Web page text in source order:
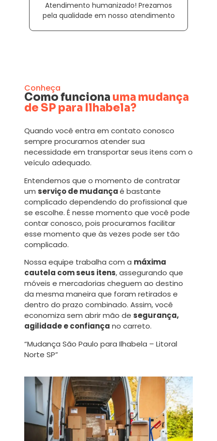
Atendimento humanizado! Prezamos
pela qualidade em nosso atendimento
Conheça
Como funciona uma mudança
de SP para Ilhabela?
Quando você entra em contato conosco
sempre procuramos atender sua
necessidade em transportar seus itens com o
veículo adequado.
Entendemos que o momento de contratar
um serviço de mudançaé bastante
complicado dependendo do profissional que
se escolhe. É nesse momento que você pode
contar conosco, pois procuramos facilitar
esse momento que às vezes pode ser tão
complicado.
Nossa equipe trabalha com a máxima
cautela com seus itens, assegurando que
móveis e mercadorias cheguem ao destino
da mesma maneira que foram retirados e
dentro do prazo combinado. Assim, você
economiza sem abrir mão de segurança,
agilidade e confiança no carreto.
“Mudança São Paulo para Ilhabela – Litoral
Norte SP”